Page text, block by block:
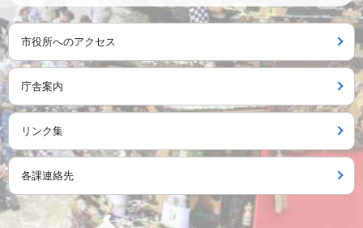
市役所へのアクセス
庁舎案内
リンク集
各課連絡先